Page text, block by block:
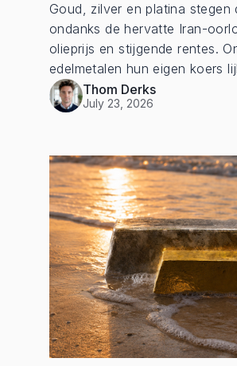
Goud, zilver en platina stegen
ondanks de hervatte Iran-
olieprijs en stijgende rentes.
edelmetalen hun eigen koers
Thom Derks
July 23, 2026